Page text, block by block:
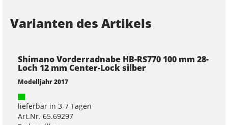
Varianten des Artikels
Shimano Vorderradnabe HB-RS770 100 mm 28-
Loch 12 mm Center-Lock silber
Modelljahr 2017
lieferbar in 3-7 Tagen
Art.Nr. 65.69297